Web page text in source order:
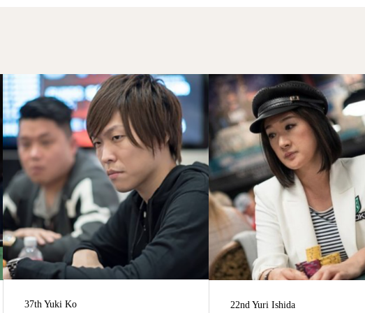
22nd Yuri Ishida 35th Tetsuro Tomita